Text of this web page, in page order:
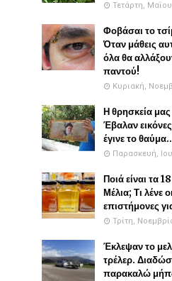
Τετάρτη,
Φοβάσαι το
Όταν μάθεις
όλα θα
παντού!
Κυριακή,
Η θρησκεία μας
Έβαλαν
έγινε το
Παρασκευή,
Ποιά είναι τα
Μέλια; Τι λένε
επιστήμονες
Τρίτη,
Έκλεψαν το
τρέλερ.
παρακαλώ